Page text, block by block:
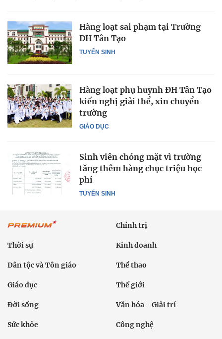
TUYỂN SINH
Hàng loạt sai phạm tại Trường
ĐH Tân Tạo
GIÁO DỤC
Hàng loạt phụ huynh ĐH Tân Tạo
kiến nghị giải thể, xin chuyển
trường
TUYỂN SINH
Sinh viên chóng mặt vì trường
tăng thêm hàng chục triệu học
phí
Chính trị
Thời sự Kinh doanh
Dân tộc và Tôn giáo Thể thao
Giáo dục Thế giới
Đời sống Văn hóa - Giải trí
Sức khỏe Công nghệ